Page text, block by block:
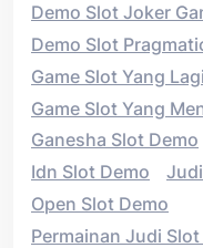
Demo Slot Joker
Demo Slot
Game Slot Yang
Game Slot Yang
Ganesha Slot Demo
Idn Slot Demo
Open Slot Demo
Permainan Judi